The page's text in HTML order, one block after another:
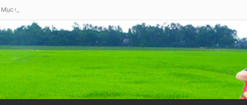
Cha Đôminicô Phạm Văn Khâm tại Nhà Thờ Bắc Hòa Giáo Phận Mỹ Tho . 07.08.2026